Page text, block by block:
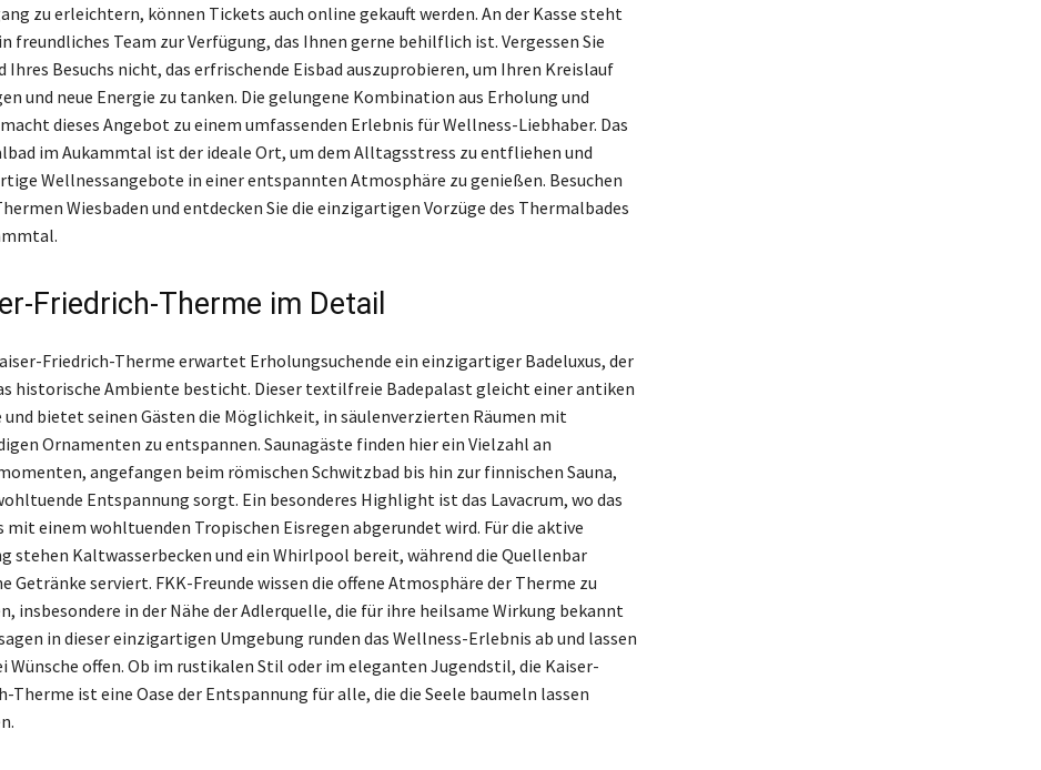
zu erleichtern, können Tickets auch online gekauft werden. An der Kasse steht
freundliches Team zur Verfügung, das Ihnen gerne behilflich ist. Vergessen Sie
Ihres Besuchs nicht, das erfrischende Eisbad auszuprobieren, um Ihren Kreislauf
und neue Energie zu tanken. Die gelungene Kombination aus Erholung und
dieses Angebot zu einem umfassenden Erlebnis für Wellness-Liebhaber. Das
im Aukammtal ist der ideale Ort, um dem Alltagsstress zu entfliehen und
Wellnessangebote in einer entspannten Atmosphäre zu genießen. Besuchen
Wiesbaden und entdecken Sie die einzigartigen Vorzüge des Thermalbades
Friedrich-Therme im Detail
Friedrich-Therme erwartet Erholungsuchende ein einzigartiger Badeluxus, der
historische Ambiente besticht. Dieser textilfreie Badepalast gleicht einer antiken
und bietet seinen Gästen die Möglichkeit, in säulenverzierten Räumen mit
Ornamenten zu entspannen. Saunagäste finden hier ein Vielzahl an
angefangen beim römischen Schwitzbad bis hin zur finnischen Sauna,
Entspannung sorgt. Ein besonderes Highlight ist das Lavacrum, wo das
mit einem wohltuenden Tropischen Eisregen abgerundet wird. Für die aktive
stehen Kaltwasserbecken und ein Whirlpool bereit, während die Quellenbar
Getränke serviert. FKK-Freunde wissen die offene Atmosphäre der Therme zu
insbesondere in der Nähe der Adlerquelle, die für ihre heilsame Wirkung bekannt
in dieser einzigartigen Umgebung runden das Wellness-Erlebnis ab und lassen
Wünsche offen. Ob im rustikalen Stil oder im eleganten Jugendstil, die Kaiser-
Therme ist eine Oase der Entspannung für alle, die die Seele baumeln lassen